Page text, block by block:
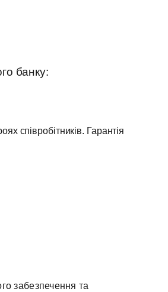
банку:
співробітників. Гарантія
забезпечення та